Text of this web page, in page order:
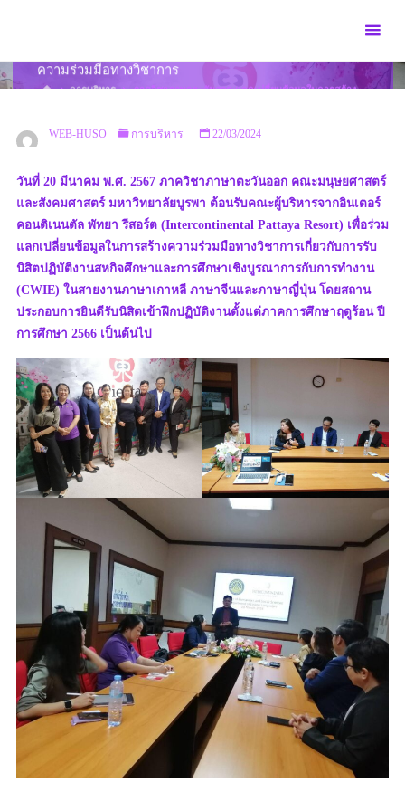
ความร่วมมือทางวิชาการ
HOMEการบริหาร
ภาควิชาภาษาตะวันออก แลกเปลี่ยนข้อมูลในการสร้าง
WEB-HUSO การบริหาร 22/03/2024
วันที่ 20 มีนาคม พ.ศ. 2567 ภาควิชาภาษาตะวันออก คณะมนุษยศาสตร์
และสังคมศาสตร์ มหาวิทยาลัยบูรพา ต้อนรับคณะผู้บริหารจากอินเตอร์
คอนติเนนตัล พัทยา รีสอร์ต (Intercontinental Pattaya Resort) เพื่อร่วม
แลกเปลี่ยนข้อมูลในการสร้างความร่วมมือทางวิชาการเกี่ยวกับการรับ
นิสิตปฏิบัติงานสหกิจศึกษาและการศึกษาเชิงบูรณาการกับการทำงาน
(CWIE) ในสายงานภาษาเกาหลี ภาษาจีนและภาษาญี่ปุ่น โดยสถาน
ประกอบการยินดีรับนิสิตเข้าฝึกปฏิบัติงานตั้งแต่ภาคการศึกษาฤดูร้อน ปี
การศึกษา 2566 เป็นต้นไป